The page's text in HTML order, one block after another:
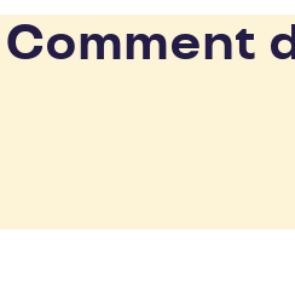
Comment